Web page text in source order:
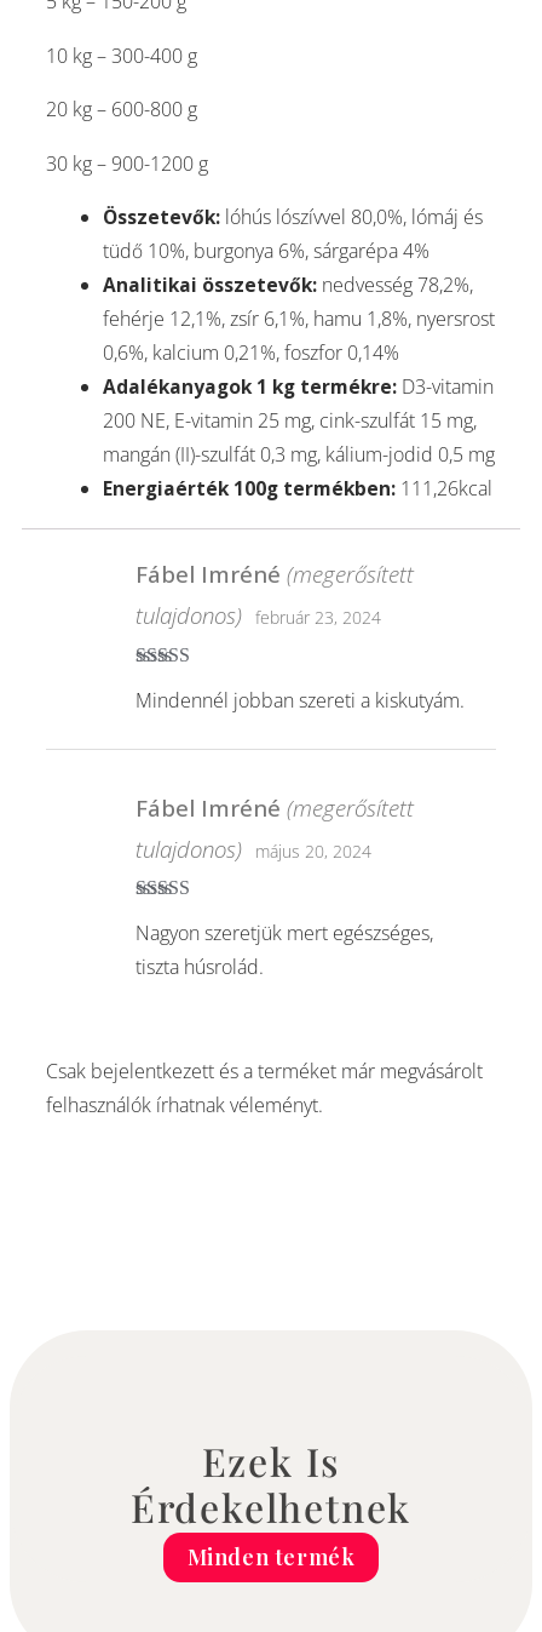
10 kg – 300-400 g
20 kg – 600-800 g
30 kg – 900-1200 g
Összetevők:lóhús lószívvel 80,0%, lómáj és
tüdő 10%, burgonya 6%, sárgarépa 4%
Analitikai összetevők:nedvesség 78,2%,
fehérje 12,1%, zsír 6,1%, hamu 1,8%, nyersrost
0,6%, kalcium 0,21%, foszfor 0,14%
Adalékanyagok 1 kg termékre:D3-vitamin
200 NE, E-vitamin 25 mg, cink-szulfát 15 mg,
mangán (II)-szulfát 0,3 mg, kálium-jodid 0,5 mg
Energiaérték 100g termékben:111,26kcal
5
Fábel Imréné (megerősített
tulajdonos)
február 23, 2024
Mindennél jobban szereti a kiskutyám.
5
Fábel Imréné (megerősített
tulajdonos)
május 20, 2024
Nagyon szeretjük mert egészséges,
tiszta húsrolád.
Csak bejelentkezett és a terméket már megvásárolt
felhasználók írhatnak véleményt.
Ezek Is
Érdekelhetnek
Minden termék